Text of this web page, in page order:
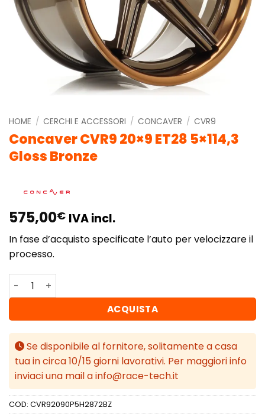
HOME / CERCHI E ACCESSORI / CONCAVER / CVR9
Concaver CVR9 20×9 ET28 5×114,3
Gloss Bronze
575,00€ IVA incl.
In fase d’acquisto specificate l’auto per velocizzare il
processo.
Concaver CVR9 20x9 ET28 5x114,3 Gloss Bronze quantità
ACQUISTA
Se disponibile al fornitore, solitamente a casa
tua in circa 10/15 giorni lavorativi. Per maggiori info
inviaci una mail a info@race-tech.it
COD: CVR92090P5H2872BZ